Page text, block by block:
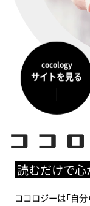
cocology
サイトを見る
読むだけで心
ココロジーは「自